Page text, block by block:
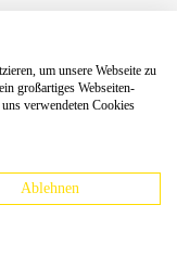
angegeben.
GmbH
Tulln
webgate.ec.europa.eu/odr
um unsere Webseite zu
großartiges Webseiten-
verwendeten Cookies
Ablehnen